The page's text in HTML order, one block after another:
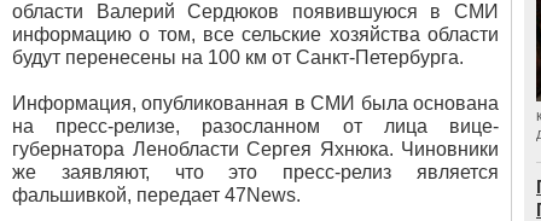
области Валерий Сердюков появившуюся в СМИ
информацию о том, все сельские хозяйства области
будут перенесены на 100 км от Санкт-Петербурга.
Информация, опубликованная в СМИ была основана
на пресс-релизе, разосланном от лица вице-
губернатора Ленобласти Сергея Яхнюка. Чиновники
же заявляют, что это пресс-релиз является
фальшивкой, передает 47News.